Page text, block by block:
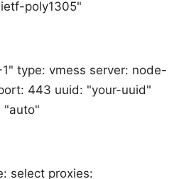
poly1305"
type: vmess server: node-
443 uuid: "your-uuid"
"auto"
select proxies: